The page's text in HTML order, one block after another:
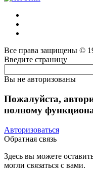
Все права защищены ©
Введите страницу
Вы не авторизованы
Пожалуйста,
полному
Авторизоваться
Обратная связь
Здесь вы можете
могли связаться с вами.